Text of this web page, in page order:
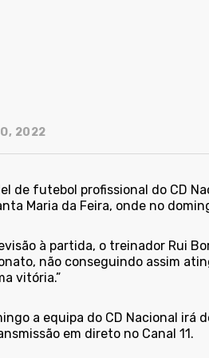
2022
de futebol profissional do CD
Maria da Feira, onde no
à partida, o treinador Rui
não conseguindo assim
vitória.”
a equipa do CD Nacional irá
em direto no Canal 11.